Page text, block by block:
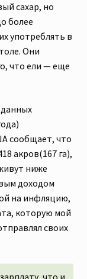
сахар, но
более
употреблять в
Они
что ели — еще
сообщает, что
акров(167 га),
ниже
доходом
на инфляцию,
которую мой
своих
что и